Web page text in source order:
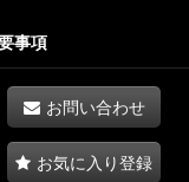
事項
お問い合わせ
お気に入り登録